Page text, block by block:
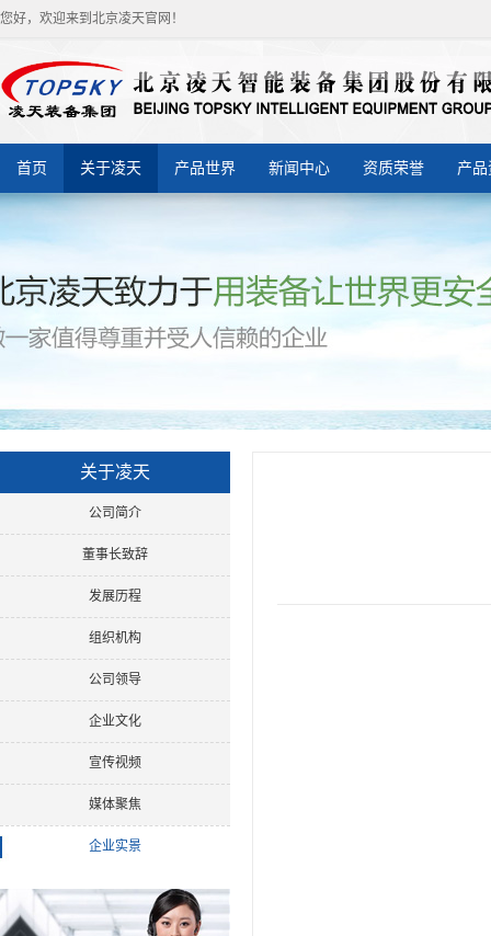
您好，欢迎来到北京凌天官网！
首页 关于凌天 产品世界 新闻中心 资质荣誉 产
关于凌天
公司简介
董事长致辞
发展历程
组织机构
公司领导
企业文化
宣传视频
媒体聚焦
企业实景